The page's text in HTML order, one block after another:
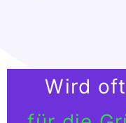
Wird